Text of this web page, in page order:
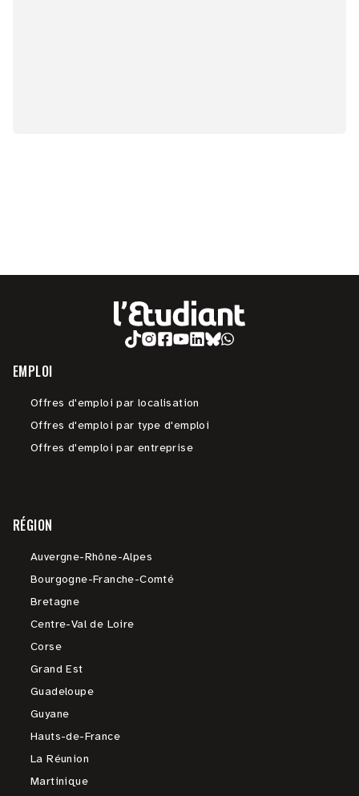
EMPLOI
Offres d'emploi par localisation
Offres d'emploi par type d'emploi
Offres d'emploi par entreprise
RÉGION
Auvergne-Rhône-Alpes
Bourgogne-Franche-Comté
Bretagne
Centre-Val de Loire
Corse
Grand Est
Guadeloupe
Guyane
Hauts-de-France
La Réunion
Martinique